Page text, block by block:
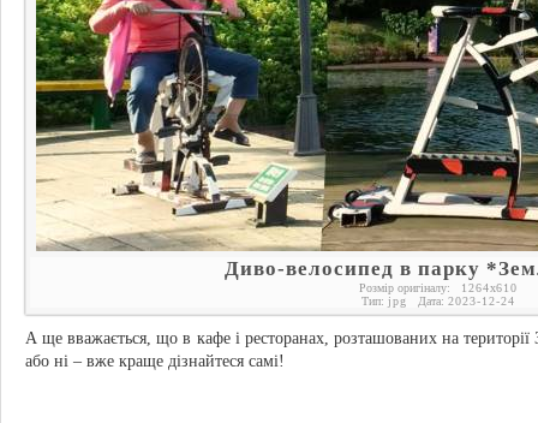
Диво-велосипед в парку
Розмір оригіналу: 1264x610
Тип: jpg Дата: 2023-12-24
А ще вважається, що в кафе і ресторанах, розташованих на
або ні – вже краще дізнайтеся самі!